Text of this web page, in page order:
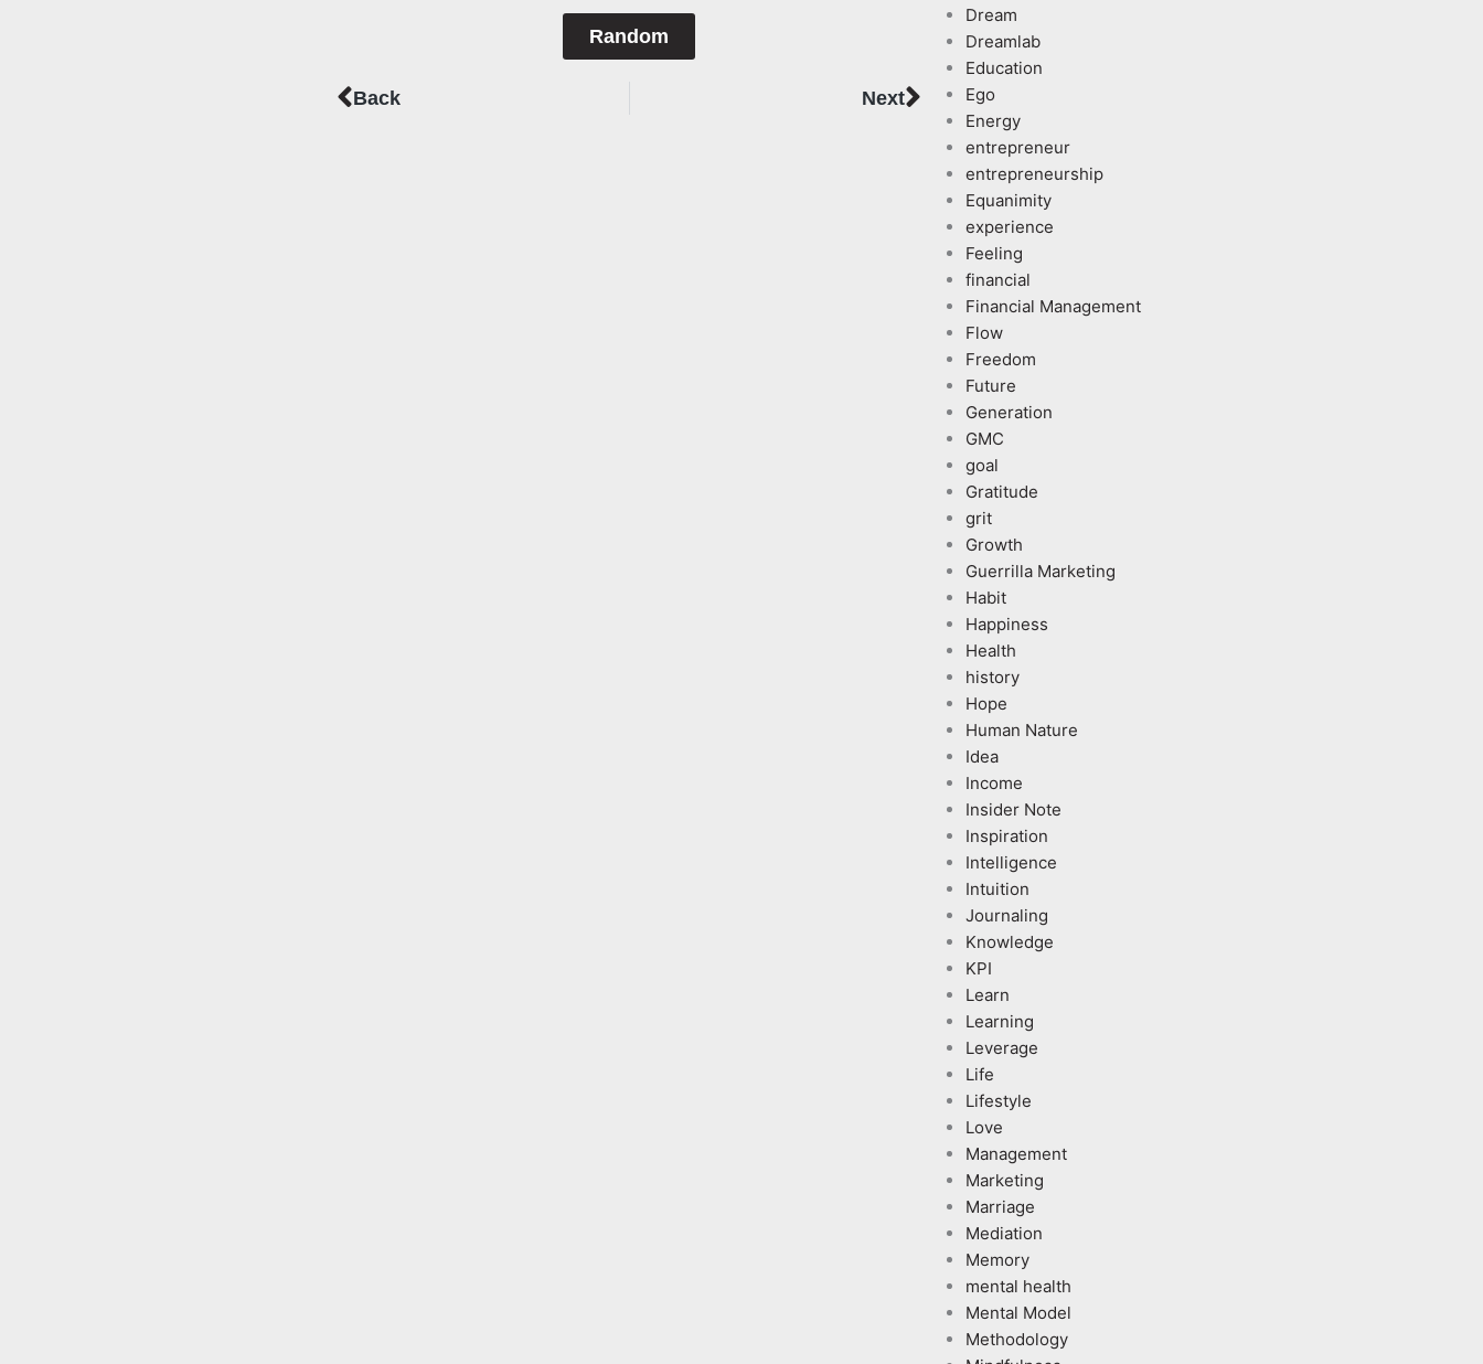
Random
Prev
Back NextNext
Dream
Dreamlab
Education
Ego
Energy
entrepreneur
entrepreneurship
Equanimity
experience
Feeling
financial
Financial Management
Flow
Freedom
Future
Generation
GMC
goal
Gratitude
grit
Growth
Guerrilla Marketing
Habit
Happiness
Health
history
Hope
Human Nature
Idea
Income
Insider Note
Inspiration
Intelligence
Intuition
Journaling
Knowledge
KPI
Learn
Learning
Leverage
Life
Lifestyle
Love
Management
Marketing
Marriage
Mediation
Memory
mental health
Mental Model
Methodology